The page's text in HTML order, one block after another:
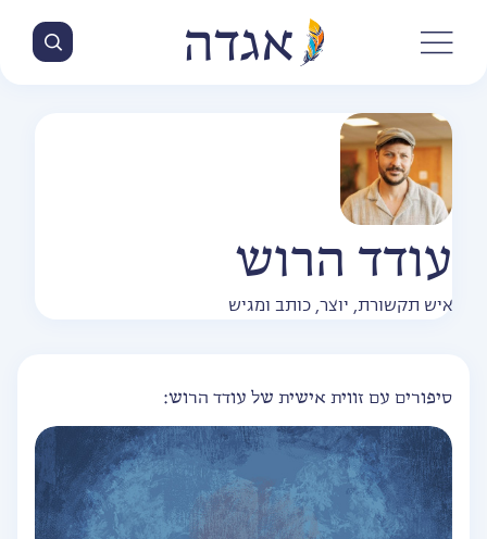
עודד הרוש
איש תקשורת, יוצר, כותב ומגיש
סיפורים עם זווית אישית של עודד הרוש: